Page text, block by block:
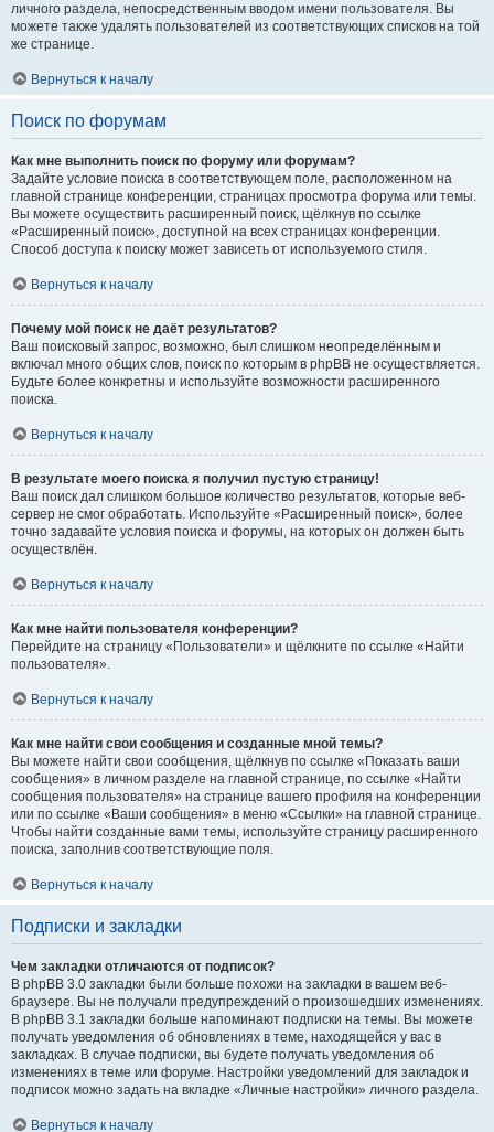
личного раздела, непосредственным вводом имени пользователя. Вы
можете также удалять пользователей из соответствующих списков на той
же странице.
Вернуться к началу
Поиск по форумам
Как мне выполнить поиск по форуму или форумам?
Задайте условие поиска в соответствующем поле, расположенном на
главной странице конференции, страницах просмотра форума или темы.
Вы можете осуществить расширенный поиск, щёлкнув по ссылке
«Расширенный поиск», доступной на всех страницах конференции.
Способ доступа к поиску может зависеть от используемого стиля.
Вернуться к началу
Почему мой поиск не даёт результатов?
Ваш поисковый запрос, возможно, был слишком неопределённым и
включал много общих слов, поиск по которым в phpBB не осуществляется.
Будьте более конкретны и используйте возможности расширенного
поиска.
Вернуться к началу
В результате моего поиска я получил пустую страницу!
Ваш поиск дал слишком большое количество результатов, которые веб-
сервер не смог обработать. Используйте «Расширенный поиск», более
точно задавайте условия поиска и форумы, на которых он должен быть
осуществлён.
Вернуться к началу
Как мне найти пользователя конференции?
Перейдите на страницу «Пользователи» и щёлкните по ссылке «Найти
пользователя».
Вернуться к началу
Как мне найти свои сообщения и созданные мной темы?
Вы можете найти свои сообщения, щёлкнув по ссылке «Показать ваши
сообщения» в личном разделе на главной странице, по ссылке «Найти
сообщения пользователя» на странице вашего профиля на конференции
или по ссылке «Ваши сообщения» в меню «Ссылки» на главной странице.
Чтобы найти созданные вами темы, используйте страницу расширенного
поиска, заполнив соответствующие поля.
Вернуться к началу
Подписки и закладки
Чем закладки отличаются от подписок?
В phpBB 3.0 закладки были больше похожи на закладки в вашем веб-
браузере. Вы не получали предупреждений о произошедших изменениях.
В phpBB 3.1 закладки больше напоминают подписки на темы. Вы можете
получать уведомления об обновлениях в теме, находящейся у вас в
закладках. В случае подписки, вы будете получать уведомления об
изменениях в теме или форуме. Настройки уведомлений для закладок и
подписок можно задать на вкладке «Личные настройки» личного раздела.
Вернуться к началу